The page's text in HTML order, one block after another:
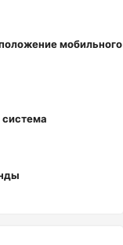
мобильного
система